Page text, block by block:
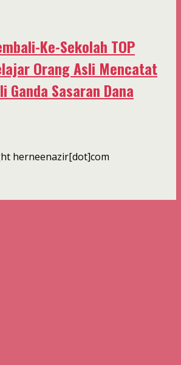
Ke-Sekolah TOP
Orang Asli Mencatat
Ganda Sasaran Dana
herneenazir[dot]com